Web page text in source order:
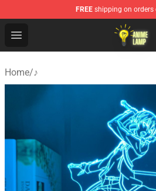
FREE shipping on orders
Open menu
Anime Lamp Shop - The Best
Home/♪